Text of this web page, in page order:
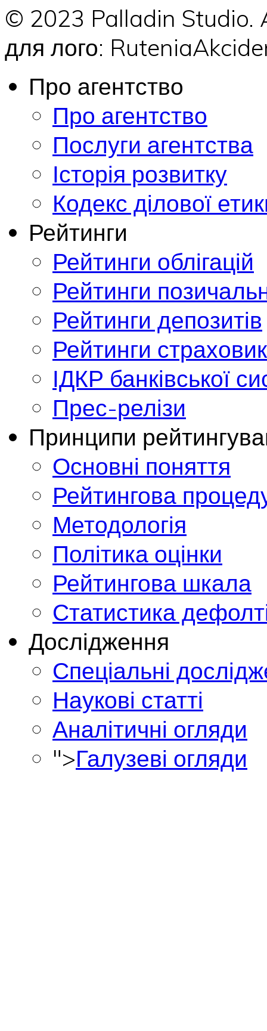
© 2023 Palladin
для лого:
Про агентство
Про агентство
Послуги агентства
Історія розвитку
Кодекс ділової
Рейтинги
Рейтинги облігацій
Рейтинги
Рейтинги депозитів
Рейтинги
ІДКР банківської
Прес-релізи
Принципи
Основні поняття
Рейтингова
Методологія
Політика оцінки
Рейтингова шкала
Статистика
Дослідження
Спеціальні
Наукові статті
Аналітичні огляди
">Галузеві огляди